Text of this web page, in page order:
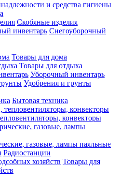
и средства гигиены
Скобяные изделия
Снегоуборочный
Товары для дома
Товары для отдыха
Уборочный инвентарь
Удобрения и грунты
Бытовая техника
конвекторы
газовые, лампы паяльные
Радиостанции
Товары для